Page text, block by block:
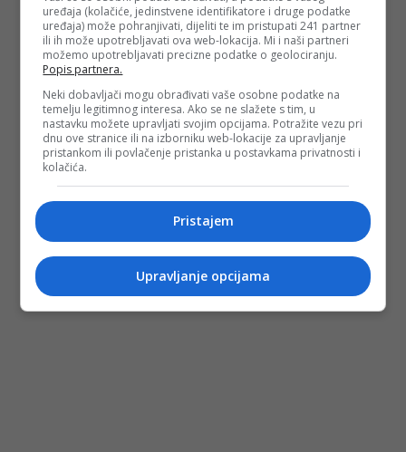
Faktor.ba/DEPO PORTAL/BLIN MAGAZIN/ad)
PODIJELI NA
Depo.bapratite putem društvenih mrežaTwitter iFacebook
#alija izetbegović
#muslimani
#bošnjaci
uređaja (kolačiće, jedinstvene identifikatore i druge podatke
uređaja) može pohranjivati, dijeliti te im pristupati 241 partner
ili ih može upotrebljavati ova web-lokacija. Mi i naši partneri
možemo upotrebljavati precizne podatke o geolociranju.
Popis partnera.
Neki dobavljači mogu obrađivati vaše osobne podatke na
temelju legitimnog interesa. Ako se ne slažete s tim, u
nastavku možete upravljati svojim opcijama. Potražite vezu pri
dnu ove stranice ili na izborniku web-lokacije za upravljanje
pristankom ili povlačenje pristanka u postavkama privatnosti i
kolačića.
Pristajem
Upravljanje opcijama